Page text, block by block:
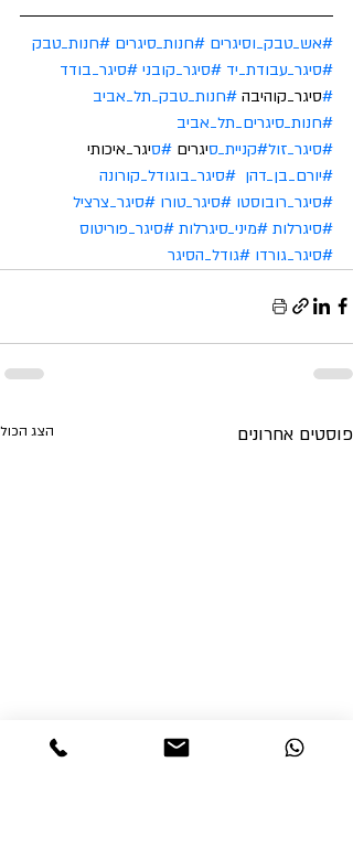
#אש_טבק_וסיגרים #חנות_סיגרים #חנות_טבק
#סיגר_עבודת_יד #סיגר_קובני #סיגר_בודד
#סיגר_קוהיבה #חנות_טבק_תל_אביב
#חנות_סיגרים_תל_אביב
#סיגר_זול#קניית_סיגרים #סיגר_איכותי
#יורם_בן_דהן #סיגר_בוגודל_קורונה
#סיגר_רובוסטו #סיגר_טורו #סיגר_צרציל
#סיגרלות #מיני_סיגרלות #סיגר_פוריטוס
#סיגר_גורדו #גודל_הסיגר
פוסטים אחרונים הצג הכול